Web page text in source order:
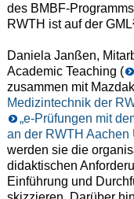
des BMBF-
RWTH ist auf der
Daniela Janßen,
Academic Teaching (
zusammen mit
Medizintechnik der
„e-Prüfungen mit
an der RWTH Aachen
werden sie die
didaktischen
Einführung und